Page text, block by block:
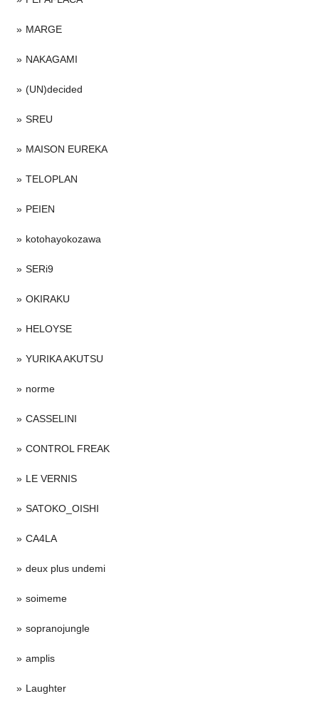
MARGE
NAKAGAMI
(UN)decided
SREU
MAISON EUREKA
TELOPLAN
PEIEN
kotohayokozawa
SERi9
OKIRAKU
HELOYSE
YURIKA AKUTSU
norme
CASSELINI
CONTROL FREAK
LE VERNIS
SATOKO_OISHI
CA4LA
deux plus undemi
soimeme
sopranojungle
amplis
Laughter